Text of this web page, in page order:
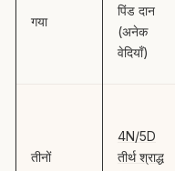
गया
पिंड दान
(अनेक
वेदियाँ)
तीनों
4N/5D
तीर्थ श्राद्ध